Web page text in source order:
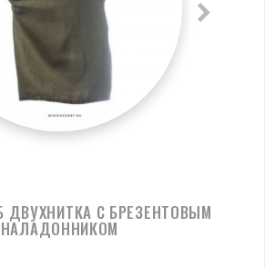
ДВУХНИТКА С БРЕЗЕНТОВЫМ
НАЛАДОННИКОМ